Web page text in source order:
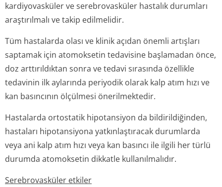
kardiyovasküler ve serebrovasküler hastalık durumları
araştırılmalı ve takip edilmelidir.
Tüm hastalarda olası ve klinik açıdan önemli artışları
saptamak için atomoksetin tedavisine başlamadan önce,
doz arttırıldıktan sonra ve tedavi sırasında özellikle
tedavinin ilk aylarında periyodik olarak kalp atım hızı ve
kan basıncının ölçülmesi önerilmektedir.
Hastalarda ortostatik hipotansiyon da bildirildiğinden,
hastaları hipotansiyona yatkınlaştıracak durumlarda
veya ani kalp atım hızı veya kan basıncı ile ilgili her türlü
durumda atomoksetin dikkatle kullanılmalıdır.
Serebrovasküler etkiler